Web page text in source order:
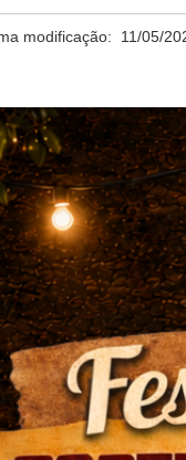
modificação: 11/05/